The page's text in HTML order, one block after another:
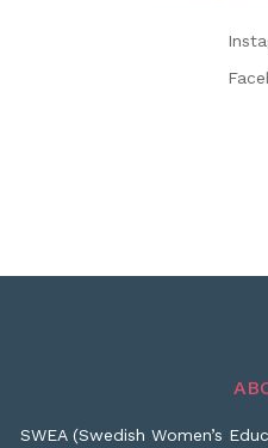
SWEA (Swedish Women’s